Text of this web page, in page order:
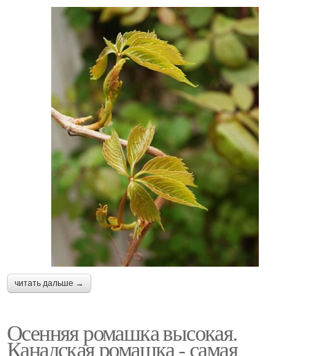
читать дальше →
Осенняя ромашка высокая.
Канадская ромашка - самая